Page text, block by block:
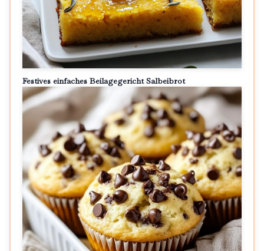
Festives einfaches Beilagegericht Salbeibrot